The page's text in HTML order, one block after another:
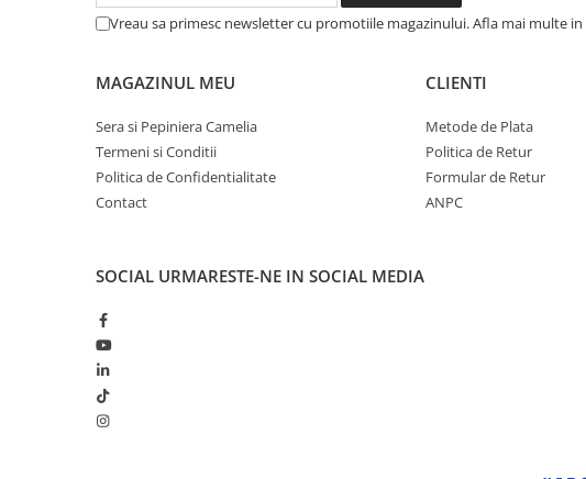
Vreau sa primesc newsletter cu promotiile magazinului. Afla mai multe in
MAGAZINUL MEU
Sera si Pepiniera Camelia
Termeni si Conditii
Politica de Confidentialitate
Contact
CLIENTI
Metode de Plata
Politica de Retur
Formular de Retur
ANPC
SOCIAL URMARESTE-NE IN SOCIAL MEDIA